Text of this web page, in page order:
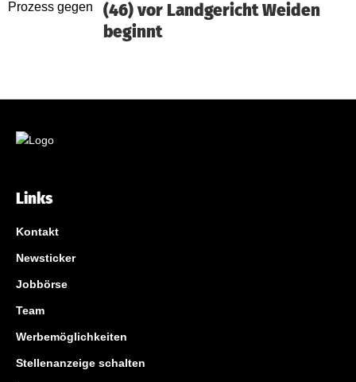
(46) vor Landgericht Weiden
beginnt
Links
Kontakt
Newsticker
Jobbörse
Team
Werbemöglichkeiten
Stellenanzeige schalten